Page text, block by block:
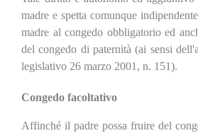
madre e spetta comunque
madre al congedo obbligatorio ed
del congedo di paternità (ai sensi
legislativo 26 marzo 2001, n. 151).
Congedo facoltativo
Affinché il padre possa fruire del